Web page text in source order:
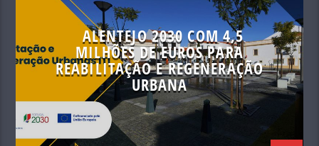
ALENTEJO 2030 COM 4,5
MILHÕES DE EUROS PARA
REABILITAÇÃO E REGENERAÇÃO
URBANA